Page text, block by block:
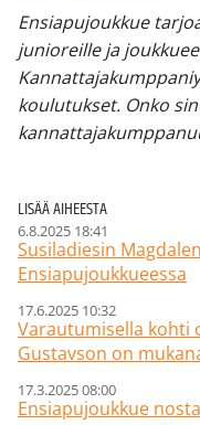
Ensiapujoukkue
junioreille ja
koulutukset. Onko
LISÄÄ AIHEESTA
6.8.2025 18:41
Susiladiesin
Ensiapujoukkueessa
17.6.2025 10:32
Varautumisella kohti
Gustavson on
17.3.2025 08:00
Ensiapujoukkue